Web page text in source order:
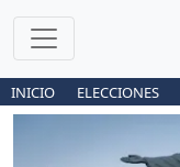
INICIO ELECCIONES